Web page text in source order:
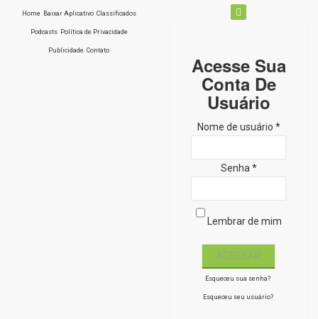
Home Baixar Aplicativo Classificados
Podcasts Política de Privacidade
Publicidade Contato
Acesse Sua
Conta De
Usuário
Nome de usuário *
Senha *
Lembrar de mim
Esqueceu sua senha?
Esqueceu seu usuário?